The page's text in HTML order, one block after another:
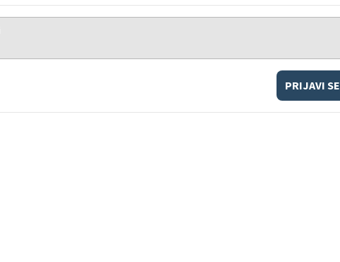
PRIJAVI SE